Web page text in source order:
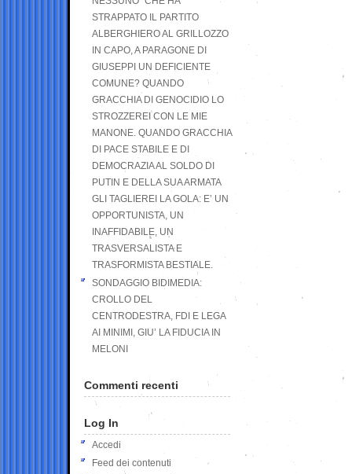
STRAPPATO IL PARTITO
ALBERGHIERO AL GRILLOZZO
IN CAPO, A PARAGONE DI
GIUSEPPI UN DEFICIENTE
COMUNE? QUANDO
GRACCHIA DI GENOCIDIO LO
STROZZEREI CON LE MIE
MANONE. QUANDO GRACCHIA
DI PACE STABILE E DI
DEMOCRAZIA AL SOLDO DI
PUTIN E DELLA SUA ARMATA
GLI TAGLIEREI LA GOLA: E’ UN
OPPORTUNISTA, UN
INAFFIDABILE, UN
TRASVERSALISTA E
TRASFORMISTA BESTIALE.
SONDAGGIO BIDIMEDIA:
CROLLO DEL
CENTRODESTRA, FDI E LEGA
AI MINIMI, GIU’ LA FIDUCIA IN
MELONI
Commenti recenti
Log In
Accedi
Feed dei contenuti